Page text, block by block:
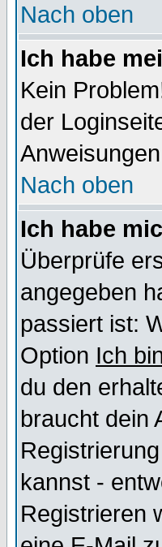
Nach oben
Ich habe
Kein
der
Nach oben
Ich habe
Überprüfe
angegeben
passiert ist:
Option Ich
du den
braucht dein
kannst -
Registrieren